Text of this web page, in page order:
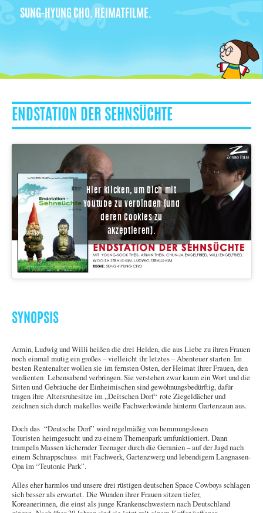
SUNG-HYUNG CHO. HEIMATFILME.
ENDSTATION DER SEHNSÜCHTE
Hier klicken, um Dich mit
Youtube zu verbinden (und
deren Cookies zu
akzeptieren).
SYNOPSIS
Armin, Ludwig und Willi heißen die drei Helden, die aus Liebe zu ihren Frauen
noch einmal mutig ein großes – vielleicht ihr letztes – Abenteuer starten. Im
besten Rentenalter wollen sie im fernsten Osten, der Heimat ihrer Frauen, den
verdienten Lebensabend verbringen. Sie verstehen zwar kaum ein Wort und die
Sitten und Gebräuche der Einheimischen sind gewöhnungsbedürftig, dafür
tragen ihre Altersruhesitze im „Deitschen Dorf“ rote Ziegeldächer und
zeichnen sich durch makellos weiße Fachwerkwände hinterm Gartenzaun aus.
Doch das “Deutsche Dorf” wird regelmäßig von hemmungslosen
Touristen heimgesucht und zu einem Themenpark umfunktioniert. Dann
trampeln Massen kichernder Teenager durch die Geranien – auf der Jagd nach
einem Schnappschuss mit Fachwerk, Gartenzwerg und lebendigem Langnasen-
Opa im “Teutonic Park”.
Alles eher harmlos und unsere drei rüstigen deutschen Space Cowboys schlagen
sich besser als erwartet. Die Wunden ihrer Frauen sitzen tiefer,
Koreanerinnen, die einst als junge Krankenschwestern nach Deutschland